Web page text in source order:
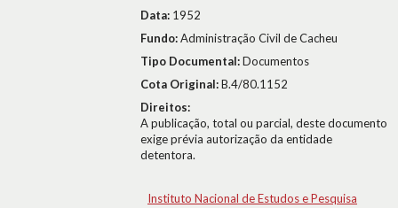
Data: 1952
Fundo:Administração Civil de Cacheu
Tipo Documental:Documentos
Cota Original:B.4/80.1152
Direitos:
A publicação, total ou parcial, deste documento
exige prévia autorização da entidade
detentora.
Instituto Nacional de Estudos e Pesquisa